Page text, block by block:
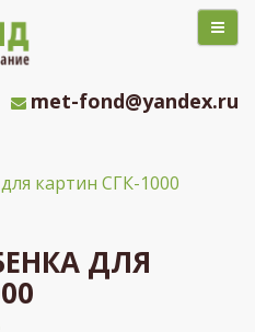
met-fond@yandex.ru
картин СГК-1000
ДЛЯ